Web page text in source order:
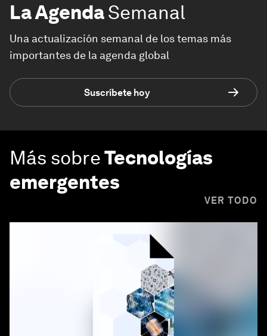
La AgendaSemanal
Una actualización semanal de los temas más
importantes de la agenda global
Suscríbete hoy
Más sobreTecnologías
emergentes
VER TODO